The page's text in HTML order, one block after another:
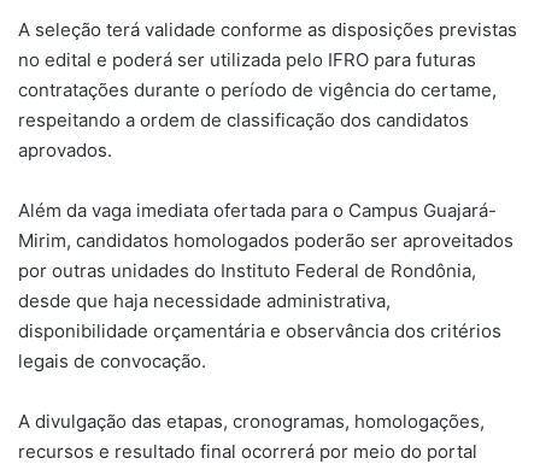
A seleção terá validade conforme as disposições previstas
no edital e poderá ser utilizada pelo IFRO para futuras
contratações durante o período de vigência do certame,
respeitando a ordem de classificação dos candidatos
aprovados.
Além da vaga imediata ofertada para o Campus Guajará-
Mirim, candidatos homologados poderão ser aproveitados
por outras unidades do Instituto Federal de Rondônia,
desde que haja necessidade administrativa,
disponibilidade orçamentária e observância dos critérios
legais de convocação.
A divulgação das etapas, cronogramas, homologações,
recursos e resultado final ocorrerá por meio do portal